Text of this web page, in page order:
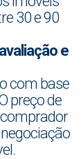
30 e 90
e
com base
preço de